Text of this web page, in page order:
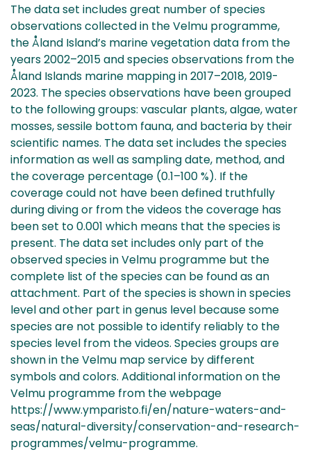
The data set includes great number of species
observations collected in the Velmu programme,
the Åland Island’s marine vegetation data from the
years 2002–2015 and species observations from the
Åland Islands marine mapping in 2017–2018, 2019-
2023. The species observations have been grouped
to the following groups: vascular plants, algae, water
mosses, sessile bottom fauna, and bacteria by their
scientific names. The data set includes the species
information as well as sampling date, method, and
the coverage percentage (0.1–100 %). If the
coverage could not have been defined truthfully
during diving or from the videos the coverage has
been set to 0.001 which means that the species is
present. The data set includes only part of the
observed species in Velmu programme but the
complete list of the species can be found as an
attachment. Part of the species is shown in species
level and other part in genus level because some
species are not possible to identify reliably to the
species level from the videos. Species groups are
shown in the Velmu map service by different
symbols and colors. Additional information on the
Velmu programme from the webpage
https://www.ymparisto.fi/en/nature-waters-and-
seas/natural-diversity/conservation-and-research-
programmes/velmu-programme.